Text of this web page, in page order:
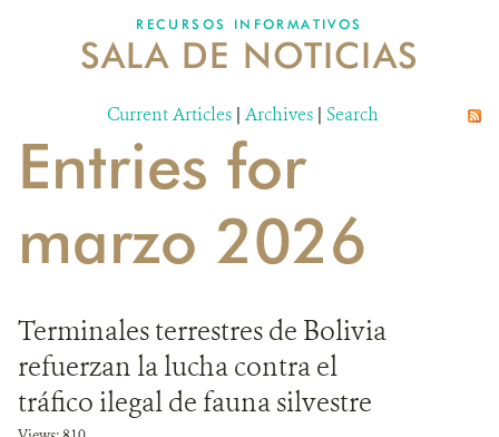
NOSOTROS
DONA
RECURSOS INFORMATIVOS
SALA DE NOTICIAS
Current Articles | Archives | Search
Entries for
marzo 2026
Terminales terrestres de Bolivia
refuerzan la lucha contra el
tráfico ilegal de fauna silvestre